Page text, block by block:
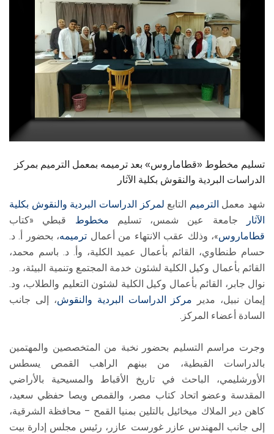
الدراسات العليا
الخريجين
الزائـرون
تسليم مخطوط «قطاماروس» بعد ترميمه بمعمل الترميم بمركز
الدراسات البردية والنقوش بكلية الآثار
شهد معمل الترميم التابع لمركز الدراسات البردية والنقوش بكلية
الآثار
جامعة عين شمس، تسليم مخطوط قبطي «كتاب
قطاماروس»، وذلك عقب الانتهاء من أعمال ترميمه، بحضور أ. د.
حسام طنطاوي، القائم بأعمال عميد الكلية، وأ. د. باسم محمد،
القائم بأعمال وكيل الكلية لشئون خدمة المجتمع وتنمية البيئة، ود.
نوال جابر، القائم بأعمال وكيل الكلية لشئون التعليم والطلاب، ود.
إيمان نبيل، مدير مركز الدراسات البردية والنقوش، إلى جانب
السادة أعضاء المركز.
وجرت مراسم التسليم بحضور نخبة من المتخصصين والمهتمين
بالدراسات القبطية، من بينهم الراهب القمص يسطس
الأورشليمي، الباحث في تاريخ الأقباط والمسيحية بالأراضي
المقدسة وعضو اتحاد كتاب مصر، والقمص ويصا حفظي سعيد،
كاهن دير الملاك ميخائيل بالتلين بمنيا القمح – محافظة الشرقية،
إلى جانب المهندس عازر غورست عازر، رئيس مجلس إدارة بيت